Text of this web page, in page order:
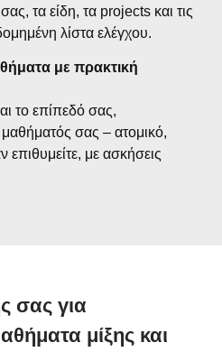
τα είδη, τα projects και τις
λίστα ελέγχου.
με πρακτική
το επίπεδό σας,
σας – ατομικό,
επιθυμείτε, με ασκήσεις
σας για
μίξης και